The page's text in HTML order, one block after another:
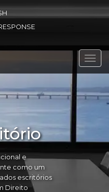
e
como um
escritórios
Direito